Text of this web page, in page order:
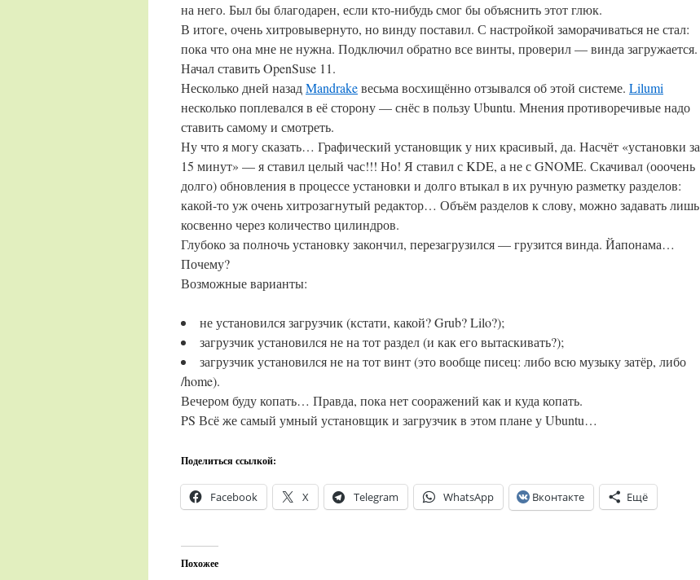
на него. Был бы благодарен, если кто-нибудь смог бы объяснить этот глюк.
В итоге, очень хитровывернуто, но винду поставил. С настройкой заморачиваться не стал:
пока что она мне не нужна. Подключил обратно все винты, проверил — винда загружается.
Начал ставить OpenSuse 11.
Несколько дней назадMandrakeвесьма восхищённо отзывался об этой системе. Lilumi
несколько поплевался в её сторону — снёс в пользу Ubuntu. Мнения противоречивые надо
ставить самому и смотреть.
Ну что я могу сказать… Графический установщик у них красивый, да. Насчёт «установки за
15 минут» — я ставил целый час!!! Но! Я ставил с KDE, а не с GNOME. Скачивал (ооочень
долго) обновления в процессе установки и долго втыкал в их ручную разметку разделов:
какой-то уж очень хитрозагнутый редактор… Объём разделов к слову, можно задавать лишь
косвенно через количество цилиндров.
Глубоко за полночь установку закончил, перезагрузился — грузится винда. Йапонама…
Почему?
Возможные варианты:
не установился загрузчик (кстати, какой? Grub? Lilo?);
загрузчик установился не на тот раздел (и как его вытаскивать?);
загрузчик установился не на тот винт (это вообще писец: либо всю музыку затёр, либо
/home).
Вечером буду копать… Правда, пока нет сооражений как и куда копать.
PS Всё же самый умный установщик и загрузчик в этом плане у Ubuntu…
Поделиться ссылкой:
Facebook X Telegram WhatsApp Вконтакте Ещё
Похожее